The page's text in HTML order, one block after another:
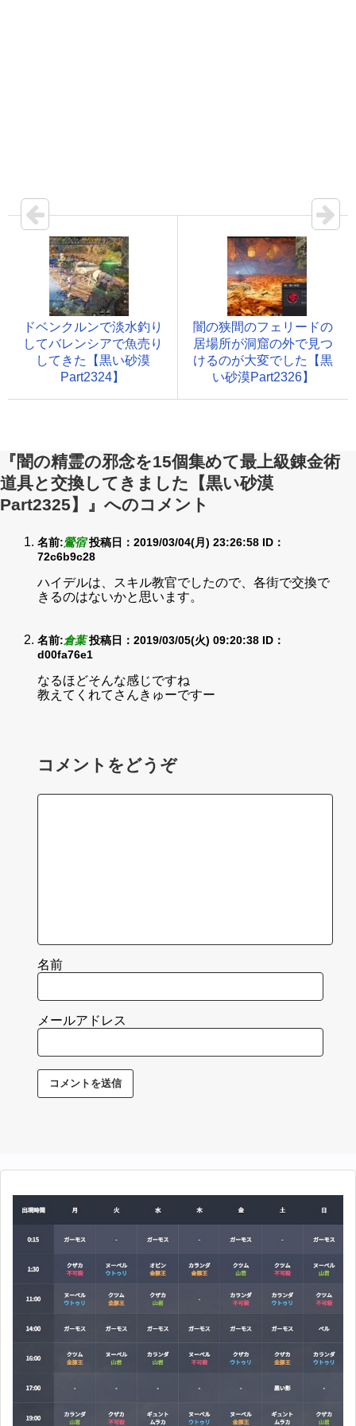
ドベンクルンで淡水釣り
してバレンシアで魚売り
してきた【黒い砂漠
Part2324】
闇の狭間のフェリードの
居場所が洞窟の外で見つ
けるのが大変でした【黒
い砂漠Part2326】
『闇の精霊の邪念を15個集めて最上級錬金術
道具と交換してきました【黒い砂漠
Part2325】』へのコメント
名前:鶯宿 投稿日：2019/03/04(月) 23:26:58 ID：
72c6b9c28
ハイデルは、スキル教官でしたので、各街で交換で
きるのはないかと思います。
名前:倉葉 投稿日：2019/03/05(火) 09:20:38 ID：
d00fa76e1
なるほどそんな感じですね
教えてくれてさんきゅーですー
コメントをどうぞ
名前
メールアドレス